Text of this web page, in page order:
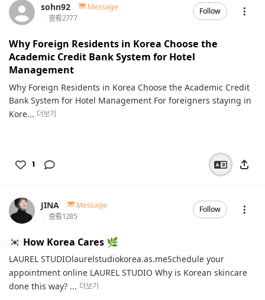
sohn92
Message
查看2777
Follow
Why Foreign Residents in Korea Choose the
Academic Credit Bank System for Hotel
Management
Why Foreign Residents in Korea Choose the Academic Credit
Bank System for Hotel Management For foreigners staying in
Kore... 더보기
1
JINA
Message
查看1285
Follow
🇰🇷 How Korea Cares 🌿
LAUREL STUDIOlaurelstudiokorea.as.meSchedule your
appointment online LAUREL STUDIO Why is Korean skincare
done this way? ... 더보기